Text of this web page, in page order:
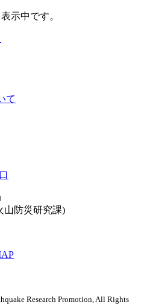
示中です。
て
山防災研究課)
Research Promotion, All Rights